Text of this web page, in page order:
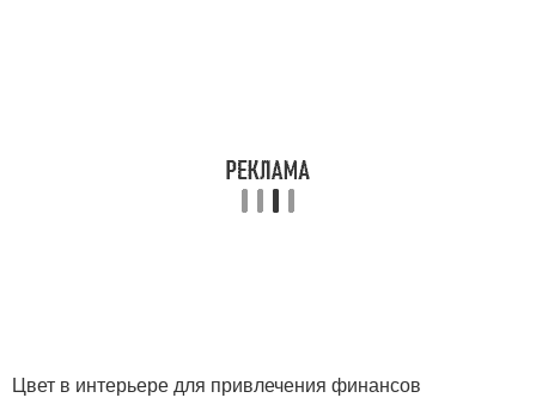
Цвет в интерьере для привлечения финансов